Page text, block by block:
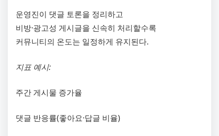
운영진이 댓글 토론을 정리하고
비방·광고성 게시글을 신속히 처리할수록
커뮤니티의 온도는 일정하게 유지된다.
지표 예시:
주간 게시물 증가율
댓글 반응률(좋아요·답글 비율)